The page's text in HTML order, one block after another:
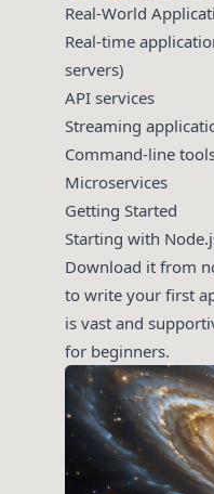
Real-World
Real-time
servers)
API services
Streaming
Command-line
Microservices
Getting Started
Starting with
Download it from
to write your first
is vast and
for beginners.